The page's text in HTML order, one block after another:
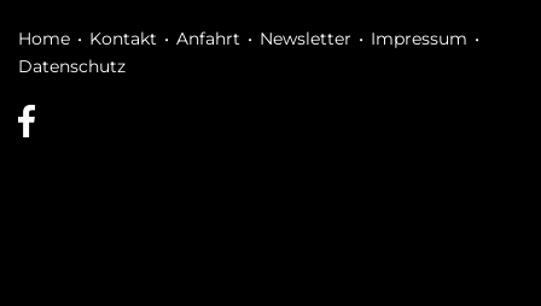
Navigation
überspringen
Home Kontakt Anfahrt Newsletter
Impressum
Datenschutz